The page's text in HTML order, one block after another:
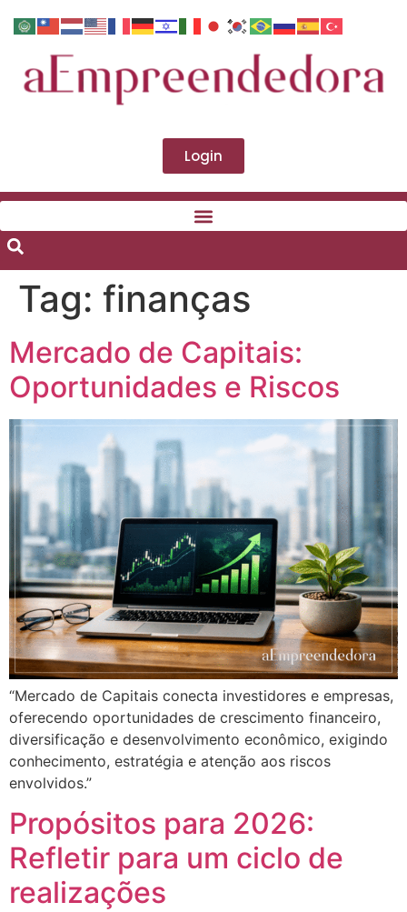
Login
Tag: finanças
Mercado de Capitais:
Oportunidades e Riscos
“Mercado de Capitais conecta investidores e empresas,
oferecendo oportunidades de crescimento financeiro,
diversificação e desenvolvimento econômico, exigindo
conhecimento, estratégia e atenção aos riscos
envolvidos.”
Propósitos para 2026:
Refletir para um ciclo de
realizações